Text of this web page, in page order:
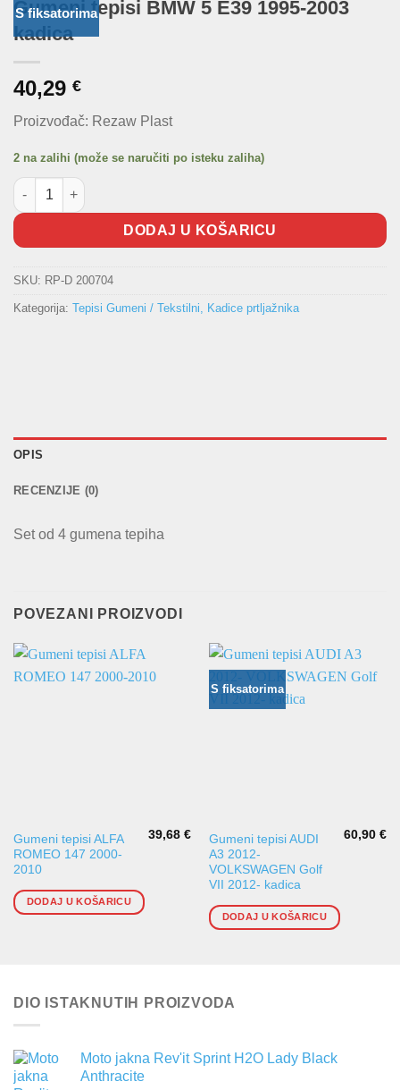
S fiksatorima
Gumeni tepisi BMW 5 E39 1995-2003
kadica
40,29 €
Proizvođač: Rezaw Plast
2 na zalihi (može se naručiti po isteku zaliha)
Gumeni tepisi BMW 5 E39 1995-2003 kadica količina
DODAJ U KOŠARICU
SKU: RP-D 200704
Kategorija: Tepisi Gumeni / Tekstilni, Kadice prtljažnika
OPIS
RECENZIJE (0)
Set od 4 gumena tepiha
POVEZANI PROIZVODI
Gumeni tepisi ALFA
ROMEO 147 2000-
2010
39,68€
DODAJ U KOŠARICU
S fiksatorima
Gumeni tepisi AUDI
A3 2012-
VOLKSWAGEN Golf
VII 2012- kadica
60,90€
DODAJ U KOŠARICU
DIO ISTAKNUTIH PROIZVODA
Moto jakna Rev'it Sprint H2O Lady Black
Anthracite